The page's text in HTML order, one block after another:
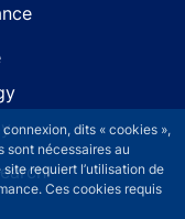
dits « cookies »,
sont nécessaires au
requiert l’utilisation de
Ces cookies requis